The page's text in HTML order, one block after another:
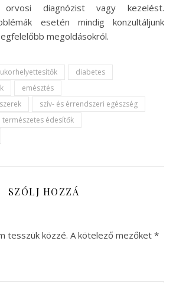
diagnózist vagy kezelést.
esetén mindig konzultáljunk
megoldásokról.
diabetes
emésztés
szív- és érrendszeri egészség
természetes édesítők
SZÓLJ HOZZÁ
tesszük közzé. A kötelező mezőket *